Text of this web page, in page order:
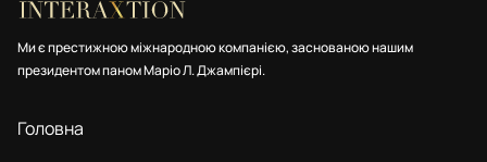
Ми є престижною міжнародною компанією, заснованою нашим
президентом паном Маріо Л. Джампієрі.
Головна